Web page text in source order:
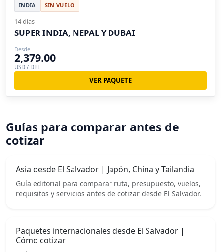
INDIA SIN VUELO
14 días
SUPER INDIA, NEPAL Y DUBAI
Desde
2,379.00
USD / DBL
VER PAQUETE
Guías para comparar antes de
cotizar
Asia desde El Salvador | Japón, China y Tailandia
Guía editorial para comparar ruta, presupuesto, vuelos,
requisitos y servicios antes de cotizar desde El Salvador.
Paquetes internacionales desde El Salvador |
Cómo cotizar